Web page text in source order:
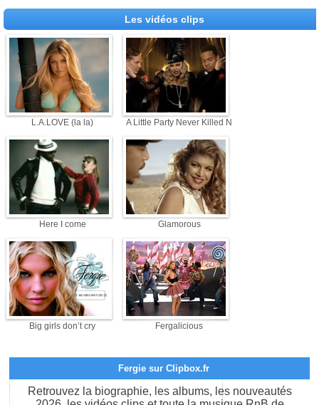
Les vidéos clips
L.A.LOVE (la la) A Little Party Never Killed Nobody (All We Got)
Here I come Glamorous
Big girls don’t cry Fergalicious
Fergie sur Clipbox.fr
Retrouvez la biographie, les albums, les nouveautés